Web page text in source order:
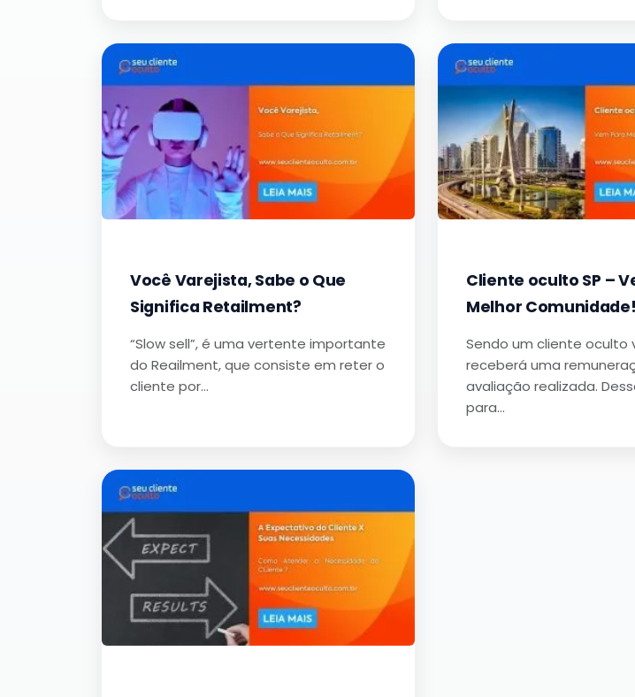
Você Varejista, Sabe o Que
Significa Retailment?
“Slow sell”, é uma vertente importante
do Reailment, que consiste em reter o
cliente por…
Cliente oculto SP –
Melhor Comunidade!
Sendo um cliente oculto
receberá uma
avaliação realizada.
para…